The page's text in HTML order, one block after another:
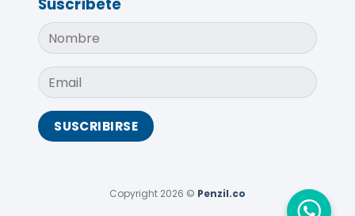
Suscríbete
Copyright 2026 © Penzil.co